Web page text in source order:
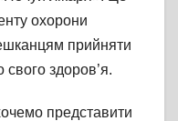
охорони
прийняти
свого здоров’я.
представити